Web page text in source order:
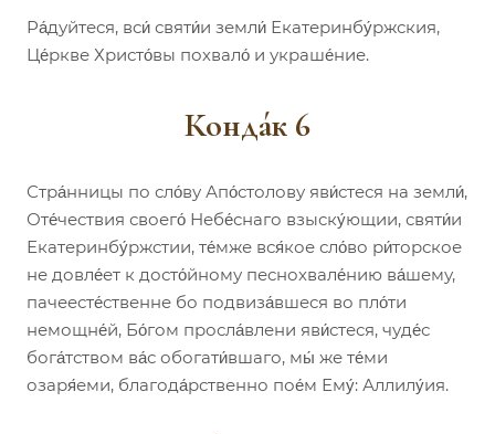
Ра́дуйтеся, вси́ святи́и земли́ Екатеринбу́ржския,
Це́ркве Христо́вы похвало́ и украше́ние.
Конда́к 6
Стра́нницы по сло́ву Апо́столову яви́стеся на земли́,
Оте́чествия своего́ Небе́снаго взыску́ющии, святи́и
Екатеринбу́ржстии, те́мже вся́кое сло́во ри́торское
не довле́ет к досто́йному песнохвале́нию ва́шему,
пачеесте́ственне бо подвиза́вшеся во пло́ти
немощне́й, Бо́гом просла́влени яви́стеся, чуде́с
бога́тством ва́с обогати́вшаго, мы́ же те́ми
озаря́еми, благода́рственно пое́м Ему́: Аллилу́ия.